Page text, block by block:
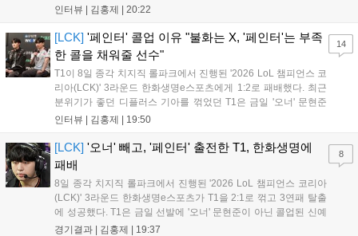
다. 먼저 승리 소감에 대해 윤성영 감독은 "오랜만에 승리해 기분이 좋고,
인터뷰 | 김홍제 20:22
[LCK] '페인터' 콜업 이유 "불화는 X, '페인터'는 부족
한 콜을 채워줄 선수"
T1이 8일 종각 치지직 롤파크에서 진행된 '2026 LoL 챔피언스 코
리아(LCK)' 3라운드 한화생명e스포츠에게 1:2로 패배했다. 최근
분위기가 좋던 디플러스 기아를 꺾었던 T1은 금일 '오너' 문현준
을 빼고 신예 '페인터' 김은후를 투입시키는 강수를 뒀으나 결국
즈' 김수환의 인터뷰 내...
인터뷰 | 김홍제 19:50
14
[LCK] '오너' 빼고, '페인터' 출전한 T1, 한화생명에
패배
8일 종각 치지직 롤파크에서 진행된 '2026 LoL 챔피언스 코리아
(LCK)' 3라운드 한화생명e스포츠가 T1을 2:1로 꺾고 3연패 탈출
에 성공했다. T1은 금일 선발에 '오너' 문현준이 아닌 콜업된 신예
'페인터' 김은후를 투입했지만, 결국 1:2로 패배하고 말았다. T1은
경기결과 | 김홍제 19:37
8